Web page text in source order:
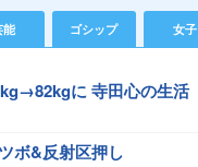
能 ゴシップ 女子
に 寺田心の生活
ボ&反射区押し